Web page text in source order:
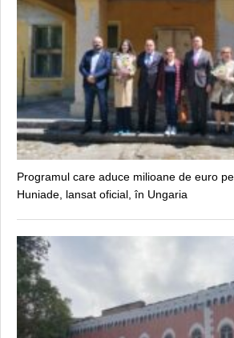
Programul care aduce milioane de euro
Huniade, lansat oficial, în Ungaria